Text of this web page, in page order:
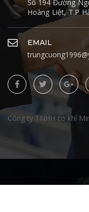
Số 194 Đường
Hoàng Liệt, T.P
EMAIL
Công ty TNHH cơ khí